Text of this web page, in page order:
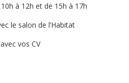
à 12h et de 15h à 17h
le salon de l’Habitat
vos CV